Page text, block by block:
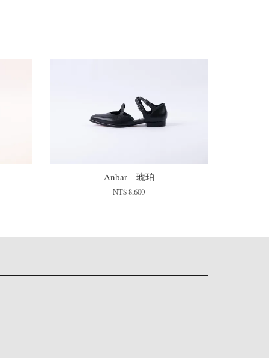
Anbar 琥珀
NT$ 8,600